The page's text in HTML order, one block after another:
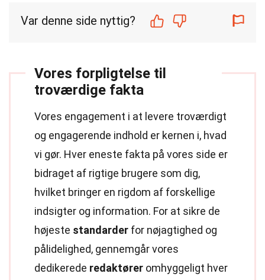
Var denne side nyttig?
Vores forpligtelse til
troværdige fakta
Vores engagement i at levere troværdigt
og engagerende indhold er kernen i, hvad
vi gør. Hver eneste fakta på vores side er
bidraget af rigtige brugere som dig,
hvilket bringer en rigdom af forskellige
indsigter og information. For at sikre de
højeste standarder for nøjagtighed og
pålidelighed, gennemgår vores
dedikerede redaktører omhyggeligt hver